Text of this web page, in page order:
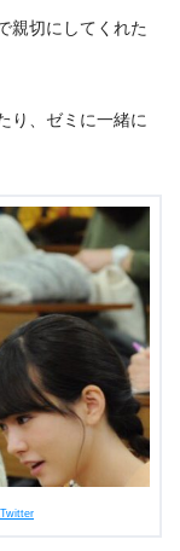
親切にしてくれた
り、ゼミに一緒に